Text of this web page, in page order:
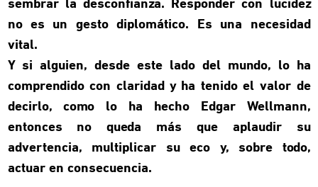
sembrar la desconfianza. Responder con lucidez
no es un gesto diplomático. Es una necesidad
vital.
Y si alguien, desde este lado del mundo, lo ha
comprendido con claridad y ha tenido el valor de
decirlo, como lo ha hecho Edgar Wellmann,
entonces no queda más que aplaudir su
advertencia, multiplicar su eco y, sobre todo,
actuar en consecuencia.